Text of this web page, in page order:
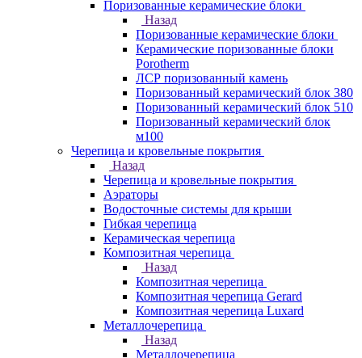
Поризованные керамические блоки
Назад
Поризованные керамические блоки
Керамические поризованные блоки
Porotherm
ЛСР поризованный камень
Поризованный керамический блок 380
Поризованный керамический блок 510
Поризованный керамический блок
м100
Черепица и кровельные покрытия
Назад
Черепица и кровельные покрытия
Аэраторы
Водосточные системы для крыши
Гибкая черепица
Керамическая черепица
Композитная черепица
Назад
Композитная черепица
Композитная черепица Gerard
Композитная черепица Luxard
Металлочерепица
Назад
Металлочерепица